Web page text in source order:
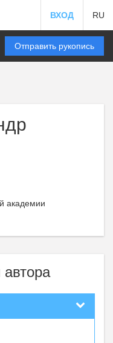
ВХОД RU
Отправить рукопись
академии